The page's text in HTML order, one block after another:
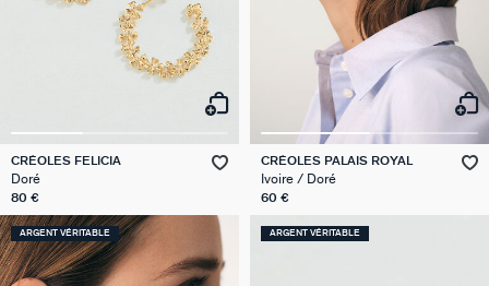
CRÉOLES FELICIA
Doré
80 €
CRÉOLES PALAIS ROYAL
Ivoire / Doré
60 €
ARGENT VÉRITABLE ARGENT VÉRITABLE